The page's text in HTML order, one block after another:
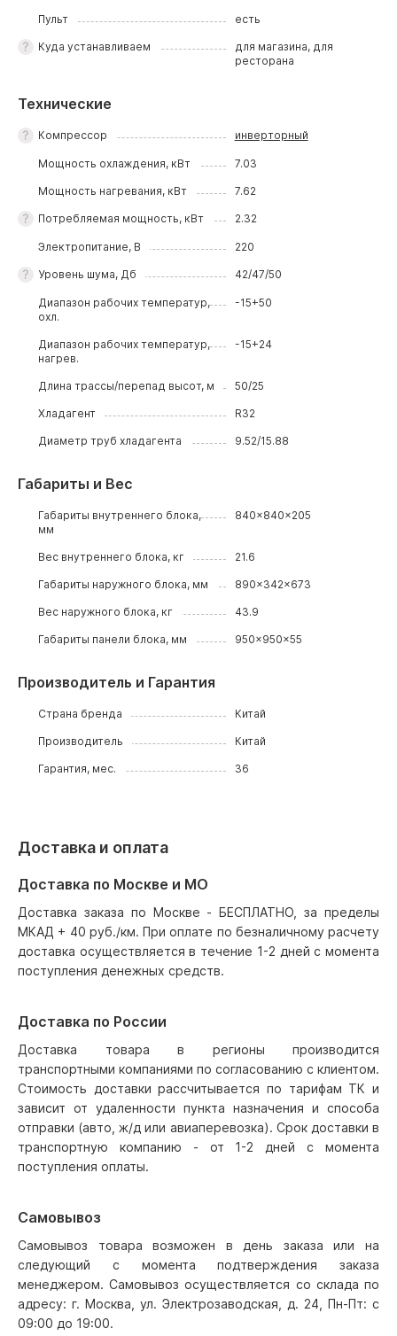
Пульт есть
Куда устанавливаем
для магазина, для
ресторана
Технические
Компрессор инверторный
Мощность охлаждения, кВт 7.03
Мощность нагревания, кВт 7.62
Потребляемая мощность, кВт 2.32
Электропитание, В 220
Уровень шума, Дб 42/47/50
Диапазон рабочих температур,
охл.
-15+50
Диапазон рабочих температур,
нагрев.
-15+24
Длина трассы/перепад высот, м 50/25
Хладагент R32
Диаметр труб хладагента 9.52/15.88
Габариты и Вес
Габариты внутреннего блока,
мм
840x840x205
Вес внутреннего блока, кг 21.6
Габариты наружного блока, мм 890x342x673
Вес наружного блока, кг 43.9
Габариты панели блока, мм 950x950x55
Производитель и Гарантия
Страна бренда Китай
Производитель Китай
Гарантия, мес. 36
Доставка и оплата
Доставка по Москве и МО
Доставка заказа по Москве - БЕСПЛАТНО, за пределы
МКАД + 40 руб./км. При оплате по безналичному расчету
доставка осуществляется в течение 1-2 дней с момента
поступления денежных средств.
Доставка по России
Доставка товара в регионы производится
транспортными компаниями по согласованию с клиентом.
Стоимость доставки рассчитывается по тарифам ТК и
зависит от удаленности пункта назначения и способа
отправки (авто, ж/д или авиаперевозка). Срок доставки в
транспортную компанию - от 1-2 дней с момента
поступления оплаты.
Самовывоз
Самовывоз товара возможен в день заказа или на
следующий с момента подтверждения заказа
менеджером. Самовывоз осуществляется со склада по
адресу: г. Москва, ул. Электрозаводская, д. 24, Пн-Пт: с
09:00 до 19:00.